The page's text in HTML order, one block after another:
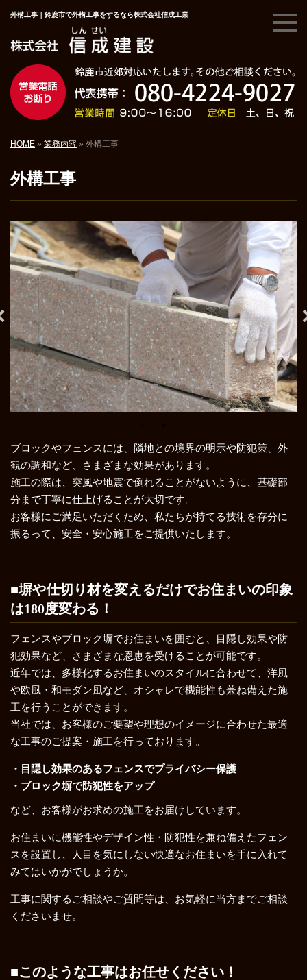
外構工事｜鈴鹿市で外構工事をするなら株式会社信成工業
HOME » 業務内容 » 外構工事
外構工事
ブロックやフェンスには、隣地との境界の明示や防犯策、外
観の調和など、さまざまな効果があります。
施工の際は、突風や地震で倒れることがないように、基礎部
分まで丁寧に仕上げることが大切です。
お客様にご満足いただくため、私たちが持てる技術を存分に
振るって、安全・安心施工をご提供いたします。
■塀や仕切り材を変えるだけでお住まいの印象
は180度変わる！
フェンスやブロック塀でお住まいを囲むと、目隠し効果や防
犯効果など、さまざまな恩恵を受けることが可能です。
近年では、多様化するお住まいのスタイルに合わせて、洋風
や欧風・和モダン風など、オシャレで機能性も兼ね備えた施
工を行うことができます。
当社では、お客様のご要望や理想のイメージに合わせた最適
な工事のご提案・施工を行っております。
・目隠し効果のあるフェンスでプライバシー保護
・ブロック塀で防犯性をアップ
など、お客様がお求めの施工をお届けしています。
お住まいに機能性やデザイン性・防犯性を兼ね備えたフェン
スを設置し、人目を気にしない快適なお住まいを手に入れて
みてはいかがでしょうか。
工事に関するご相談やご質問等は、お気軽に当方までご相談
くださいませ。
■このような工事はお任せください！